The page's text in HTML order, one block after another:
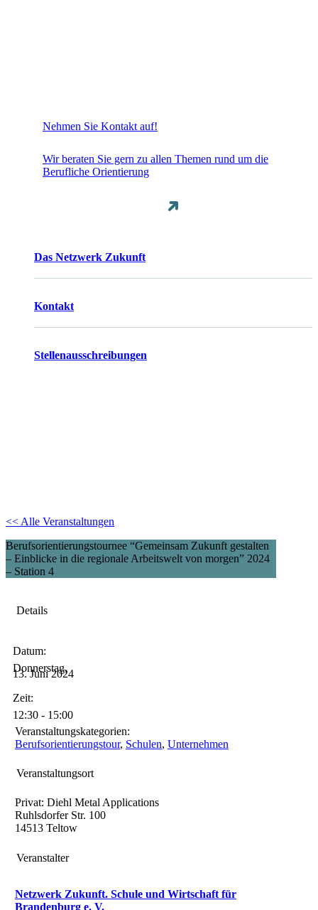
Nehmen Sie Kontakt auf!
Wir beraten Sie gern zu allen Themen rund um die
Berufliche Orientierung
Das Netzwerk Zukunft
Kontakt
Stellenausschreibungen
<< Alle Veranstaltungen
Berufsorientierungstournee “Gemeinsam Zukunft gestalten
– Einblicke in die regionale Arbeitswelt von morgen” 2024
– Station 4
Details
Datum:
Donnerstag,
13.Juni 2024
Zeit:
12:30 - 15:00
Veranstaltungs­kategorien:
Berufsorientierungstour, Schulen, Unternehmen
Veranstaltungsort
Privat: Diehl Metal Applications
Ruhlsdorfer Str. 100
14513 Teltow
Veranstalter
Netzwerk Zukunft. Schule und Wirtschaft für
Brandenburg e. V.